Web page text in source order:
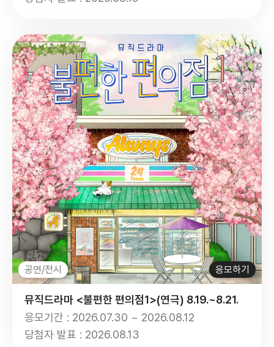
공연/전시 응모하기
뮤직드라마 <불편한 편의점1>(연극) 8.19.~8.21.
응모기간 : 2026.07.30 ~ 2026.08.12
당첨자 발표 : 2026.08.13